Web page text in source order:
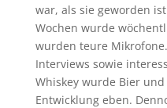
war, als sie geworden
Wochen wurde
wurden teure
Interviews sowie
Whiskey wurde Bier
Entwicklung eben.